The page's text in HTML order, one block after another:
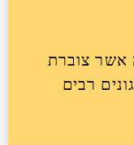
אשר צוברת
רבים